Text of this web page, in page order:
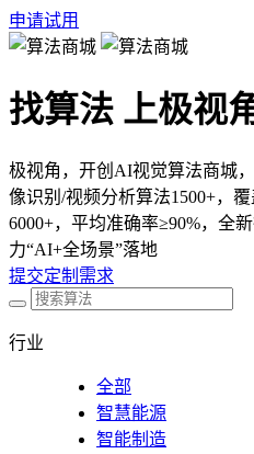
申请试用
找算法 上极视
极视角，开创AI视觉算法商城
像识别/视频分析算法1500+，
6000+，平均准确率≥90%，全
力“AI+全场景”落地
提交定制需求
行业
全部
智慧能源
智能制造